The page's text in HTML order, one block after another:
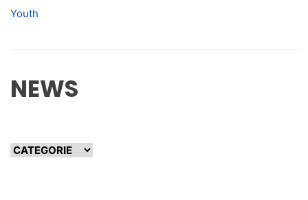
Youth
NEWS